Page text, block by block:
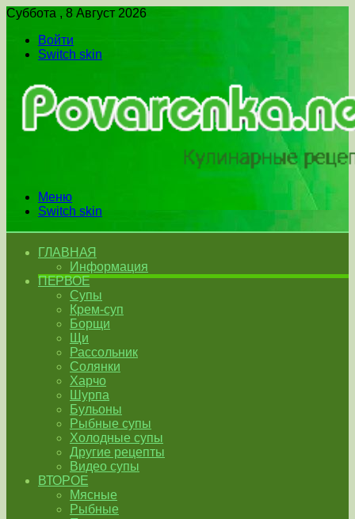
Суббота , 8 Август 2026
Войти
Switch skin
Меню
Switch skin
ГЛАВНАЯ
Информация
ПЕРВОЕ
Супы
Крем-суп
Борщи
Щи
Рассольник
Солянки
Харчо
Шурпа
Бульоны
Рыбные супы
Холодные супы
Другие рецепты
Видео супы
ВТОРОЕ
Мясные
Рыбные